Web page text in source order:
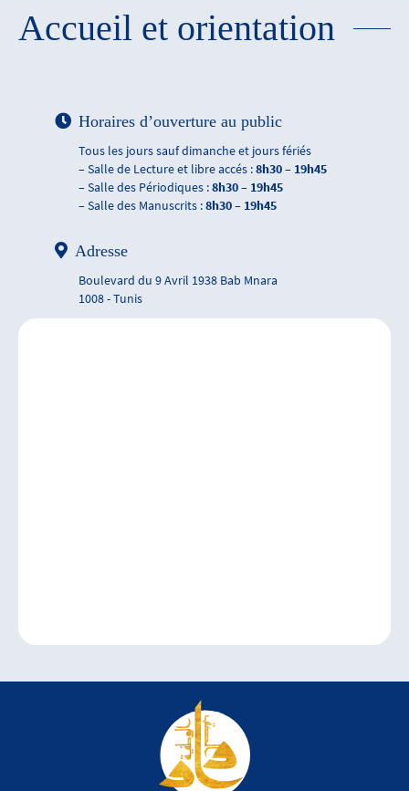
Accueil et orientation
Horaires d’ouverture au public
Tous les jours sauf dimanche et jours fériés
– Salle de Lecture et libre accés :8h30 – 19h45
– Salle des Périodiques :8h30 – 19h45
– Salle des Manuscrits :8h30 – 19h45
Adresse
Boulevard du 9 Avril 1938 Bab Mnara
1008 - Tunis